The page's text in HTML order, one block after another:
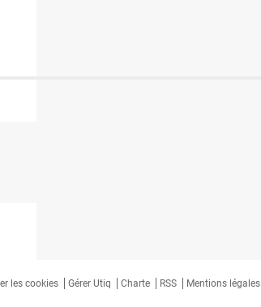
les cookies Gérer Utiq Charte RSS
Mentions légales